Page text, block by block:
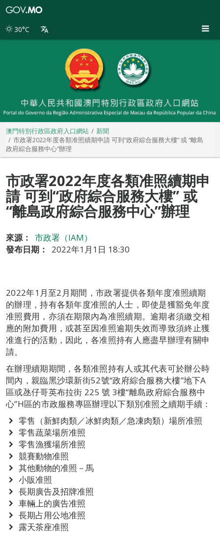
別
30°C
澳門特別行政區政府入口網站
新聞
市政署2022年度各類准照續期申請 可到“政府綜合服務大樓” 或 “離島
政府綜合服務中心”辦理
市政署2022年度各類准照續期申
請 可到“政府綜合服務大樓” 或
“離島政府綜合服務中心”辦理
來源：
市政署（IAM）
發布日期：
2022年1月1日 18:30
2022年1月至2月期間，市政署提供各類年度准照續期
的辦理，持有各類年度准照的人士，即使是獲豁免年度
准照費用，亦須在期限內為准照續期。逾期者須繳交相
應的附加費用，或甚至因准照逾期失效而導致須終止獲
准進行的活動，因此，各准照持有人應盡早辦理有關申
請。
在辦理續期期間，各類准照持有人或其代表可於辦公時
間內，親臨黑沙環新街52號“政府綜合服務大樓”地下A
區或氹仔哥英布拉街 225 號 3樓“離島政府綜合服務中
心”H區的市政服務專區辦理以下類別准照之續期手續：
零售（新鮮肉類／冰鮮肉類／急凍肉類）場所准照
零售蔬菜場所准照
零售漁獲場所准照
競賽動物准照
其他動物的准照－馬
小販准照
長期廣告及招牌准照
車輛上的廣告准照
長期占用公地准照
露天茶座准照